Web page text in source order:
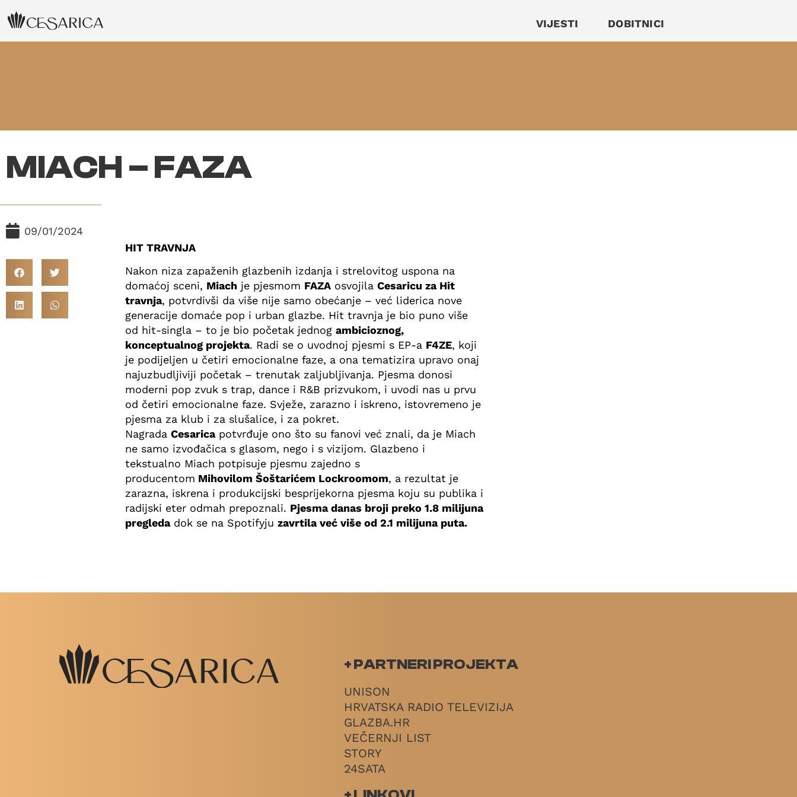
VIJESTI DOBITNICI
MIACH – FAZA
09/01/2024
HIT TRAVNJA
Nakon niza zapaženih glazbenih izdanja i strelovitog uspona na
domaćoj sceni, Miach je pjesmom FAZA osvojila Cesaricu za Hit
travnja, potvrdivši da više nije samo obećanje – već liderica nove
generacije domaće pop i urban glazbe. Hit travnja je bio puno više
od hit-singla – to je bio početak jednog ambicioznog,
konceptualnog projekta. Radi se o uvodnoj pjesmi s EP-a F4ZE, koji
je podijeljen u četiri emocionalne faze, a ona tematizira upravo onaj
najuzbudljiviji početak – trenutak zaljubljivanja. Pjesma donosi
moderni pop zvuk s trap, dance i R&B prizvukom, i uvodi nas u prvu
od četiri emocionalne faze. Svježe, zarazno i iskreno, istovremeno je
pjesma za klub i za slušalice, i za pokret.
Nagrada Cesaricapotvrđuje ono što su fanovi već znali, da je Miach
ne samo izvođačica s glasom, nego i s vizijom. Glazbeno i
tekstualno Miach potpisuje pjesmu zajedno s
producentom Mihovilom Šoštarićem Lockroomom, a rezultat je
zarazna, iskrena i produkcijski besprijekorna pjesma koju su publika i
radijski eter odmah prepoznali. Pjesma danas broji preko 1.8 milijuna
pregledadok se na Spotifyju zavrtila već više od 2.1 milijuna puta.
+ PARTNERI PROJEKTA
UNISON
HRVATSKA RADIO TELEVIZIJA
GLAZBA.HR
VEČERNJI LIST
STORY
24SATA